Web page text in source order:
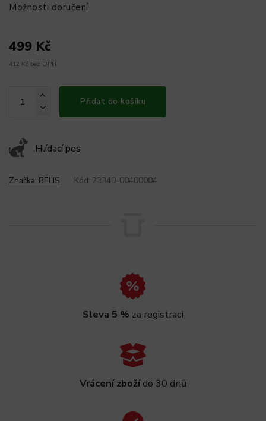
Možnosti doručení
499 Kč
412 Kč bez DPH
Přidat do košíku
Hlídací pes
Značka: BELIS Kód: 23340-00400004
Sleva 5 % za registraci
Vrácení zbožído 30 dnů